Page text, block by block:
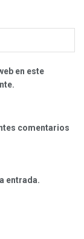
en este
comentarios
entrada.